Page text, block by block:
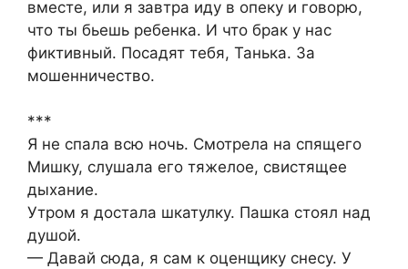
вместе, или я завтра иду в опеку и говорю,
что ты бьешь ребенка. И что брак у нас
фиктивный. Посадят тебя, Танька. За
мошенничество.
***
Я не спала всю ночь. Смотрела на спящего
Мишку, слушала его тяжелое, свистящее
дыхание.
Утром я достала шкатулку. Пашка стоял над
душой.
— Давай сюда, я сам к оценщику снесу. У